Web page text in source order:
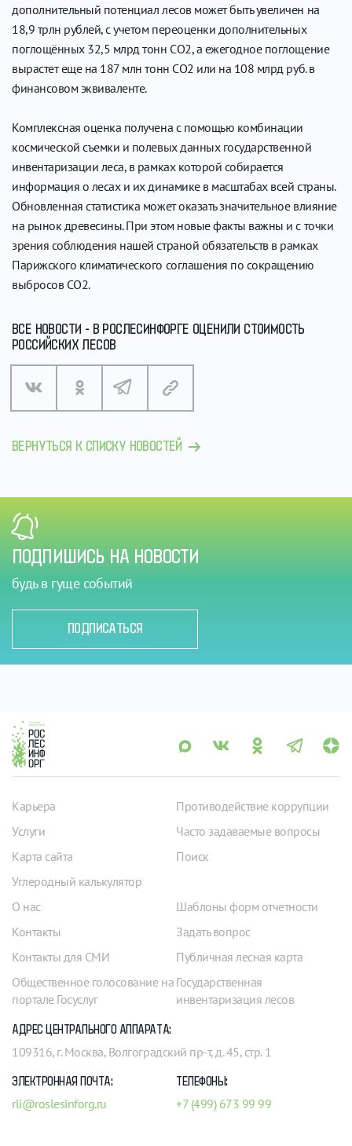
дополнительный потенциал лесов может быть увеличен на
18,9 трлн рублей, с учетом переоценки дополнительных
поглощённых 32,5 млрд тонн СО2, а ежегодное поглощение
вырастет еще на 187 млн тонн СО2 или на 108 млрд руб. в
финансовом эквиваленте.
Комплексная оценка получена с помощью комбинации
космической съемки и полевых данных государственной
инвентаризации леса, в рамках которой собирается
информация о лесах и их динамике в масштабах всей страны.
Обновленная статистика может оказать значительное влияние
на рынок древесины. При этом новые факты важны и с точки
зрения соблюдения нашей страной обязательств в рамках
Парижского климатического соглашения по сокращению
выбросов СО2.
ВСЕ НОВОСТИ - В РОСЛЕСИНФОРГЕ ОЦЕНИЛИ СТОИМОСТЬ
РОССИЙСКИХ ЛЕСОВ
ВЕРНУТЬСЯ К СПИСКУ НОВОСТЕЙ
ПОДПИШИСЬ НА НОВОСТИ
будь в гуще событий
ПОДПИСАТЬСЯ
Карьера
Услуги
Карта сайта
Углеродный калькулятор
Противодействие коррупции
Часто задаваемые вопросы
Поиск
О нас
Контакты
Контакты для СМИ
Общественное голосование на
портале Госуслуг
Шаблоны форм отчетности
Задать вопрос
Публичная лесная карта
Государственная
инвентаризация лесов
АДРЕС ЦЕНТРАЛЬНОГО АППАРАТА:
109316, г. Москва, Волгоградский пр-т, д. 45, стр. 1
ЭЛЕКТРОННАЯ ПОЧТА:
rli@roslesinforg.ru
ТЕЛЕФОНЫ:
+7 (499) 673 99 99